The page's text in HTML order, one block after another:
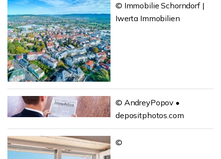
© Immobilie Schorndorf |
Iwerta Immobilien
© AndreyPopov •
depositphotos.com
©